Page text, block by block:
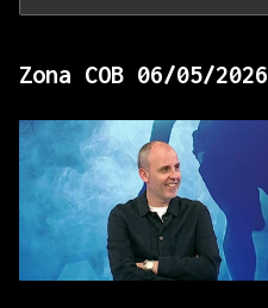
Zona COB 06/05/2026